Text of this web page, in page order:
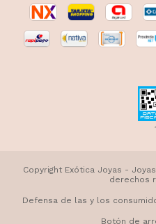
Copyright Exótica Joyas -
derechos
Defensa de las y los
Botón de